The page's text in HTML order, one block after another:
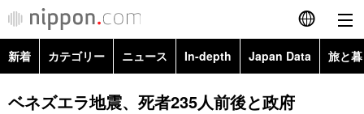
English
简体字
新着 カテゴリー ニュース In-depth Japan Data 旅と
政治・外交
ベネズエラ地震、死者235人前後と政府